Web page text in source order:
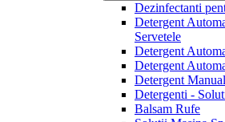
Dezinfectanti
Detergent
Servetele
Detergent
Detergent
Detergent
Detergenti -
Balsam Rufe